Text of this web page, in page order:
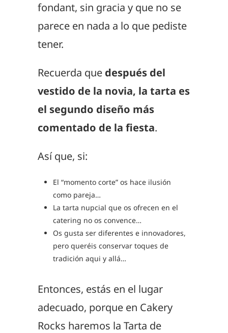
fondant, sin gracia y que no se
parece en nada a lo que pediste
tener.
Recuerda que después del
vestido de la novia, la tarta es
el segundo diseño más
comentado de la fiesta.
Así que, si:
El “momento corte” os hace ilusión
como pareja…
La tarta nupcial que os ofrecen en el
catering no os convence…
Os gusta ser diferentes e innovadores,
pero queréis conservar toques de
tradición aqui y allá…
Entonces, estás en el lugar
adecuado, porque en Cakery
Rocks haremos la Tarta de